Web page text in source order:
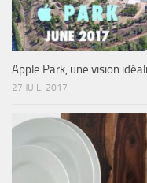
Apple Park, une vision
27 JUIL, 2017